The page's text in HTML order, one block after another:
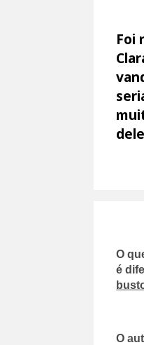
Foi
O
é
O